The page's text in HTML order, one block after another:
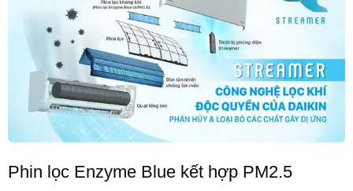
Phin lọc Enzyme Blue kết hợp PM2.5